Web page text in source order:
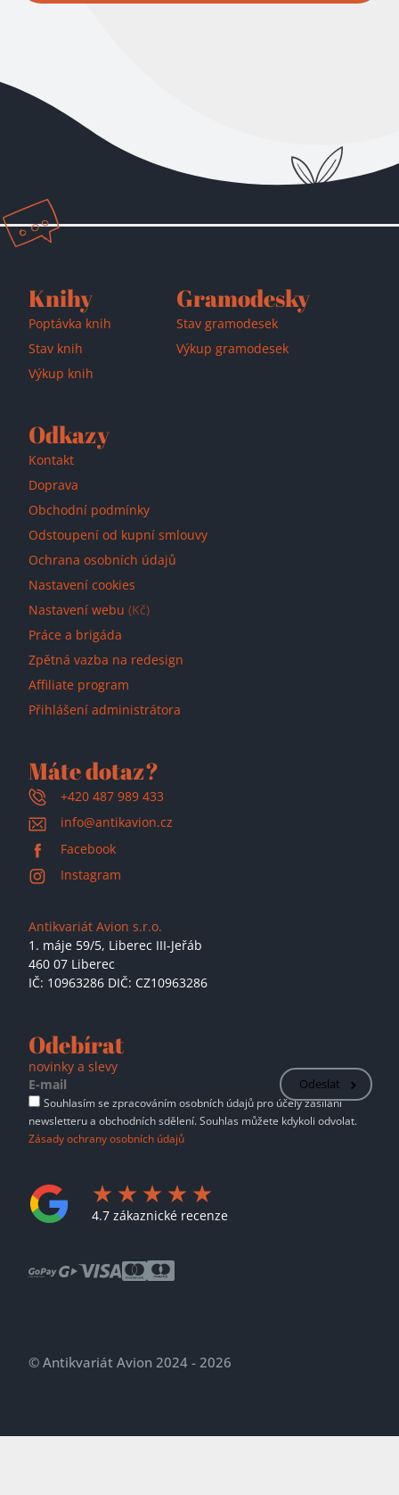
Přidáno do košíku!
Knihy
Poptávka knih
Stav knih
Výkup knih
Gramodesky
Stav gramodesek
Výkup gramodesek
Odkazy
Kontakt
Doprava
Obchodní podmínky
Odstoupení od kupní smlouvy
Ochrana osobních údajů
Nastavení cookies
Nastavení webu (Kč)
Práce a brigáda
Zpětná vazba na redesign
Affiliate program
Přihlášení administrátora
Máte dotaz?
+420 487 989 433
info@antikavion.cz
Facebook
Instagram
Antikvariát Avion s.r.o.
1. máje 59/5, Liberec III-Jeřáb
460 07 Liberec
IČ: 10963286 DIČ: CZ10963286
Odebírat
novinky a slevy
Odeslat
Souhlasím se zpracováním osobních údajů pro účely zasílání
newsletteru a obchodních sdělení. Souhlas můžete kdykoli odvolat.
Zásady ochrany osobních údajů
4.7 zákaznické recenze
© Antikvariát Avion 2024 - 2026